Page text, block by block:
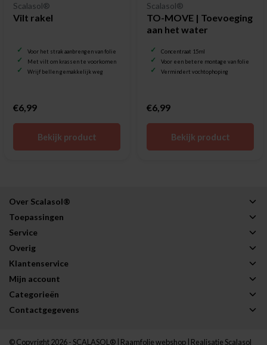
Scalasol®
Vilt rakel
Voor het strak aanbrengen van folie
Met vilt om krassen te voorkomen
Wrijf bellen gemakkelijk weg
€6,99
Bekijk product
Scalasol®
TO-MOVE | Toevoeging
aan het water
Concentraat 15ml
Voor een betere montage van folie
Vermindert vochtophoping
€6,99
Bekijk product
Over Scalasol®
Toepassingen
Service
Overig
Klantenservice
Mijn account
Categorieën
Contactgegevens
© Copyright 2026 - SCALASOL® | Raamfolie webshop | Realisatie Scalasol